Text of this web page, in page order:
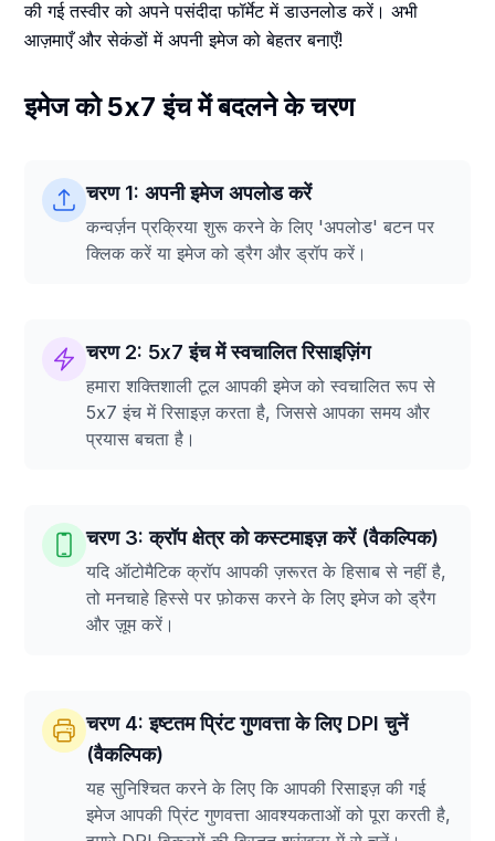
की गई तस्वीर को अपने पसंदीदा फॉर्मेट में डाउनलोड करें। अभी
आज़माएँ और सेकंडों में अपनी इमेज को बेहतर बनाएँ!
इमेज को 5x7 इंच में बदलने के चरण
चरण 1: अपनी इमेज अपलोड करें
कन्वर्ज़न प्रक्रिया शुरू करने के लिए 'अपलोड' बटन पर
क्लिक करें या इमेज को ड्रैग और ड्रॉप करें।
चरण 2: 5x7 इंच में स्वचालित रिसाइज़िंग
हमारा शक्तिशाली टूल आपकी इमेज को स्वचालित रूप से
5x7 इंच में रिसाइज़ करता है, जिससे आपका समय और
प्रयास बचता है।
चरण 3: क्रॉप क्षेत्र को कस्टमाइज़ करें (वैकल्पिक)
यदि ऑटोमैटिक क्रॉप आपकी ज़रूरत के हिसाब से नहीं है,
तो मनचाहे हिस्से पर फ़ोकस करने के लिए इमेज को ड्रैग
और ज़ूम करें।
चरण 4: इष्टतम प्रिंट गुणवत्ता के लिए DPI चुनें
(वैकल्पिक)
यह सुनिश्चित करने के लिए कि आपकी रिसाइज़ की गई
इमेज आपकी प्रिंट गुणवत्ता आवश्यकताओं को पूरा करती है,